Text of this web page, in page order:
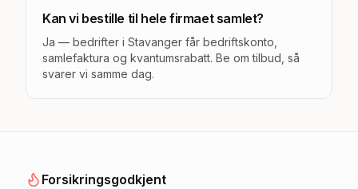
Kan vi bestille til hele firmaet samlet?
Ja — bedrifter i Stavanger får bedriftskonto,
samlefaktura og kvantumsrabatt. Be om tilbud, så
svarer vi samme dag.
Forsikrings­godkjent